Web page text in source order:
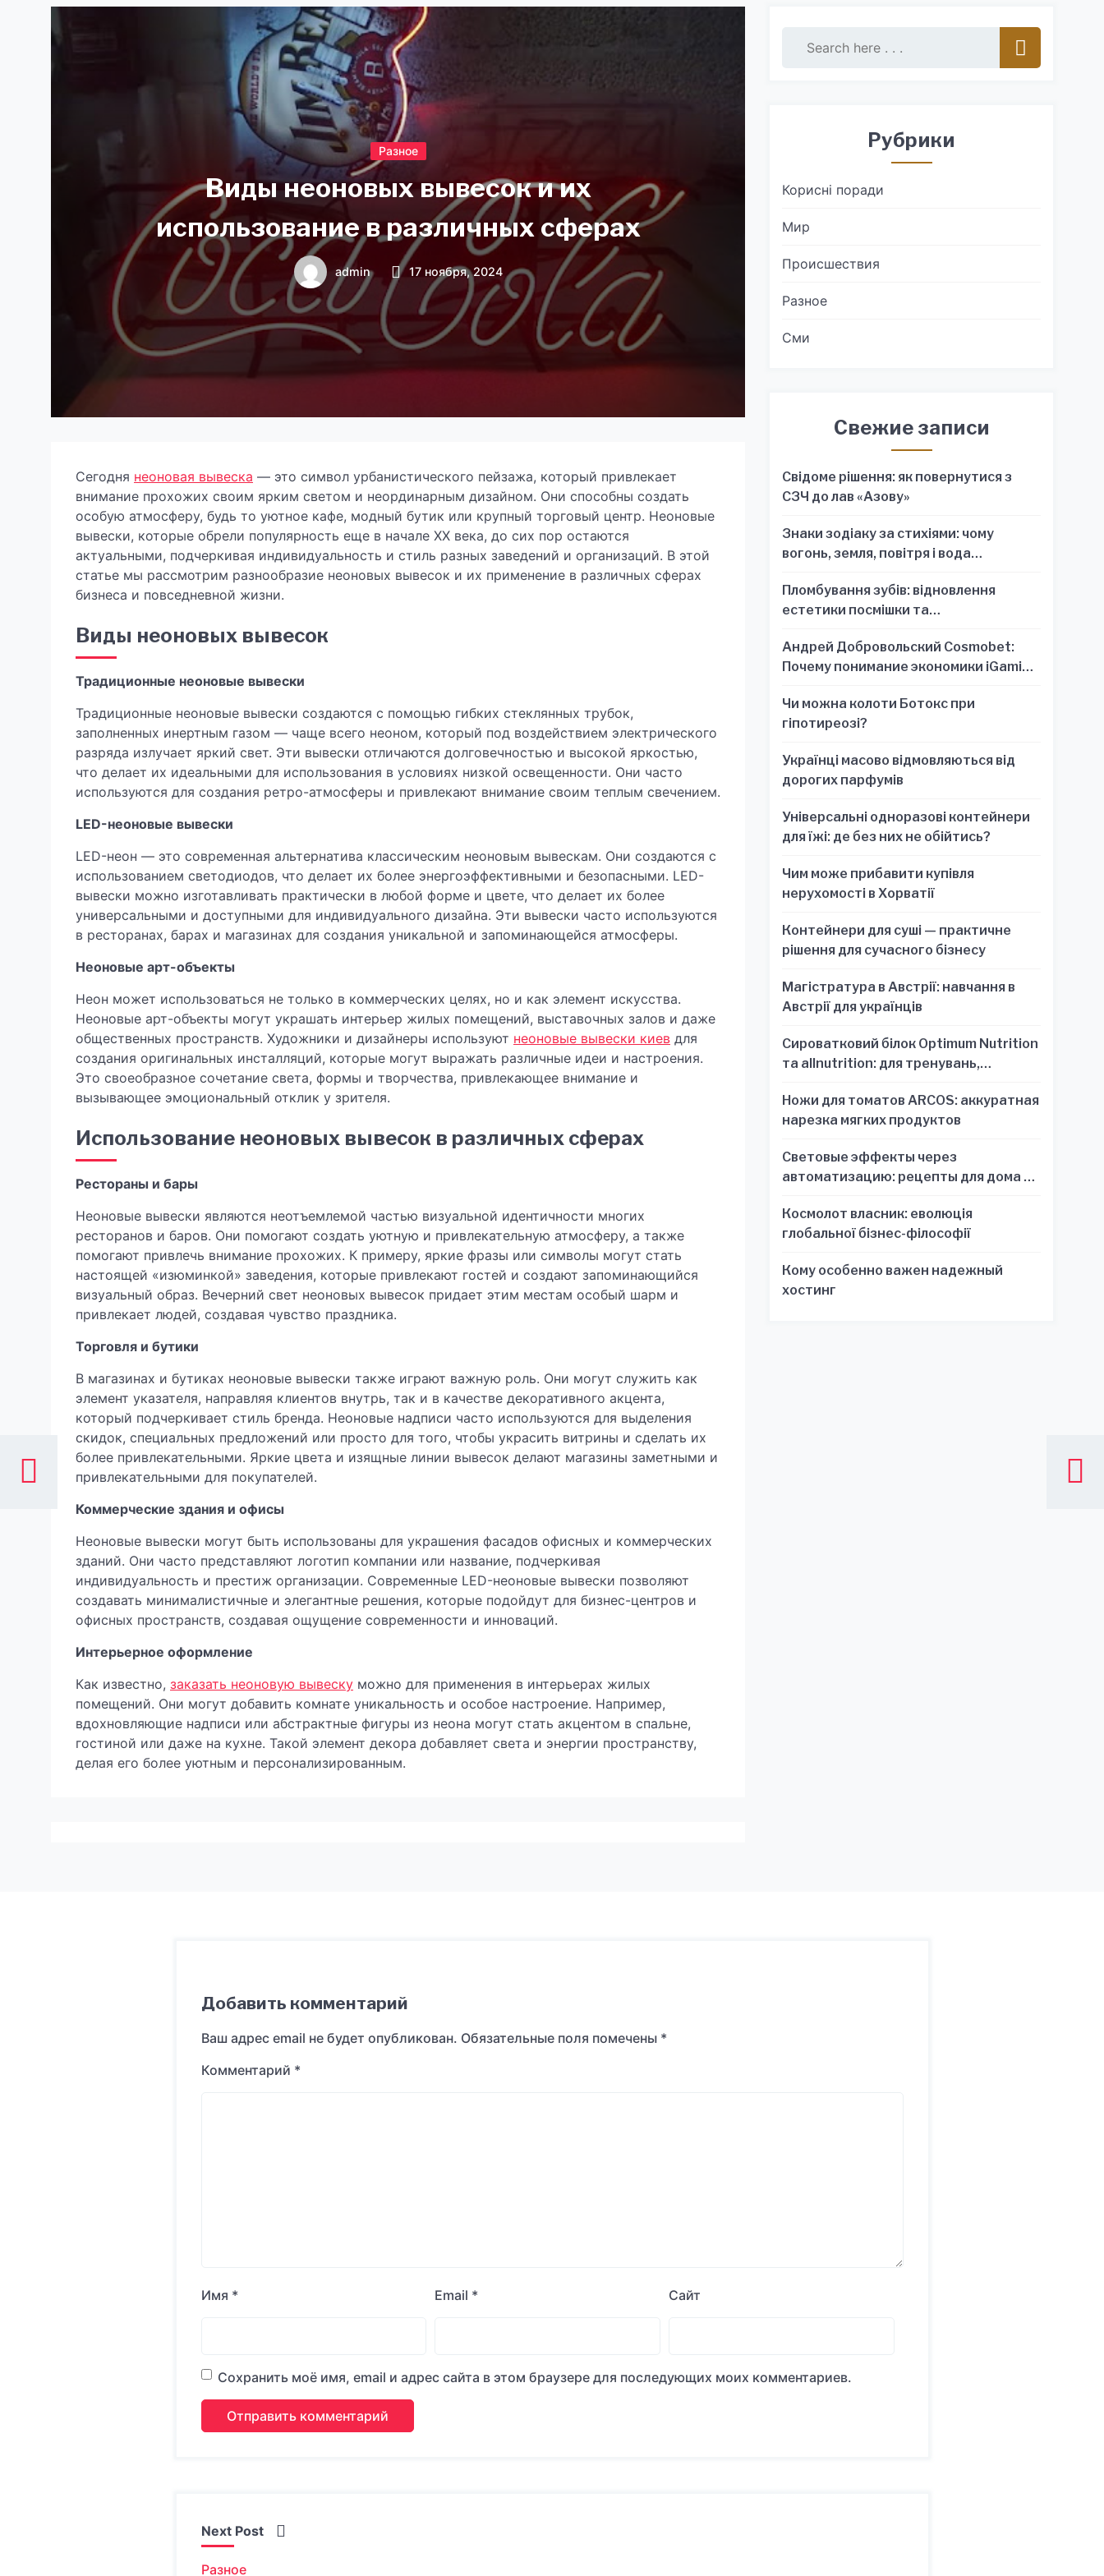
Разное
Виды неоновых вывесок и их
использование в различных сферах
admin 17 ноября, 2024
Сегодня неоновая вывеска — это символ урбанистического пейзажа, который привлекает
внимание прохожих своим ярким светом и неординарным дизайном. Они способны создать
особую атмосферу, будь то уютное кафе, модный бутик или крупный торговый центр. Неоновые
вывески, которые обрели популярность еще в начале XX века, до сих пор остаются
актуальными, подчеркивая индивидуальность и стиль разных заведений и организаций. В этой
статье мы рассмотрим разнообразие неоновых вывесок и их применение в различных сферах
бизнеса и повседневной жизни.
Виды неоновых вывесок
Традиционные неоновые вывески
Традиционные неоновые вывески создаются с помощью гибких стеклянных трубок,
заполненных инертным газом — чаще всего неоном, который под воздействием электрического
разряда излучает яркий свет. Эти вывески отличаются долговечностью и высокой яркостью,
что делает их идеальными для использования в условиях низкой освещенности. Они часто
используются для создания ретро-атмосферы и привлекают внимание своим теплым свечением.
LED-неоновые вывески
LED-неон — это современная альтернатива классическим неоновым вывескам. Они создаются с
использованием светодиодов, что делает их более энергоэффективными и безопасными. LED-
вывески можно изготавливать практически в любой форме и цвете, что делает их более
универсальными и доступными для индивидуального дизайна. Эти вывески часто используются
в ресторанах, барах и магазинах для создания уникальной и запоминающейся атмосферы.
Неоновые арт-объекты
Неон может использоваться не только в коммерческих целях, но и как элемент искусства.
Неоновые арт-объекты могут украшать интерьер жилых помещений, выставочных залов и даже
общественных пространств. Художники и дизайнеры используют неоновые вывески киев для
создания оригинальных инсталляций, которые могут выражать различные идеи и настроения.
Это своеобразное сочетание света, формы и творчества, привлекающее внимание и
вызывающее эмоциональный отклик у зрителя.
Использование неоновых вывесок в различных сферах
Рестораны и бары
Неоновые вывески являются неотъемлемой частью визуальной идентичности многих
ресторанов и баров. Они помогают создать уютную и привлекательную атмосферу, а также
помогают привлечь внимание прохожих. К примеру, яркие фразы или символы могут стать
настоящей «изюминкой» заведения, которые привлекают гостей и создают запоминающийся
визуальный образ. Вечерний свет неоновых вывесок придает этим местам особый шарм и
привлекает людей, создавая чувство праздника.
Торговля и бутики
В магазинах и бутиках неоновые вывески также играют важную роль. Они могут служить как
элемент указателя, направляя клиентов внутрь, так и в качестве декоративного акцента,
который подчеркивает стиль бренда. Неоновые надписи часто используются для выделения
скидок, специальных предложений или просто для того, чтобы украсить витрины и сделать их
более привлекательными. Яркие цвета и изящные линии вывесок делают магазины заметными и
привлекательными для покупателей.
Коммерческие здания и офисы
Неоновые вывески могут быть использованы для украшения фасадов офисных и коммерческих
зданий. Они часто представляют логотип компании или название, подчеркивая
индивидуальность и престиж организации. Современные LED-неоновые вывески позволяют
создавать минималистичные и элегантные решения, которые подойдут для бизнес-центров и
офисных пространств, создавая ощущение современности и инноваций.
Интерьерное оформление
Как известно, заказать неоновую вывеску можно для применения в интерьерах жилых
помещений. Они могут добавить комнате уникальность и особое настроение. Например,
вдохновляющие надписи или абстрактные фигуры из неона могут стать акцентом в спальне,
гостиной или даже на кухне. Такой элемент декора добавляет света и энергии пространству,
делая его более уютным и персонализированным.
Рубрики
Корисні поради
Мир
Происшествия
Разное
Сми
Свежие записи
Свідоме рішення: як повернутися з
СЗЧ до лав «Азову»
Знаки зодіаку за стихіями: чому
вогонь, земля, повітря і вода
знак
Пломбування зубів: відновлення
естетики посмішки та
Андрей Добровольский Cosmobet:
Почему понимание экономики iGaming
решений
Чи можна колоти Ботокс при
гіпотиреозі?
Українці масово відмовляються від
дорогих парфумів
Універсальні одноразові контейнери
для їжі: де без них не обійтись?
Чим може прибавити купівля
нерухомості в Хорватії
Контейнери для суші — практичне
рішення для сучасного бізнесу
Магістратура в Австрії: навчання в
Австрії для українців
Сироватковий білок Optimum Nutrition
та allnutrition: для тренувань,
Ножи для томатов ARCOS: аккуратная
нарезка мягких продуктов
Световые эффекты через
автоматизацию: рецепты для дома и
Космолот власник: еволюція
глобальної бізнес-філософії
Кому особенно важен надежный
хостинг
Добавить комментарий
Ваш адрес email не будет опубликован. Обязательные поля помечены *
Комментарий *
Имя * Email * Сайт
Сохранить моё имя, email и адрес сайта в этом браузере для последующих моих комментариев.
Next Post
Разное